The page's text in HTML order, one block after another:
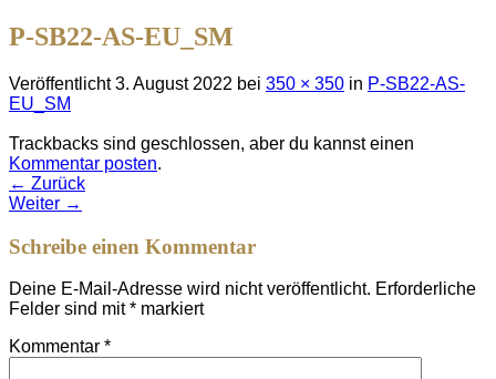
P-SB22-AS-EU_SM
Veröffentlicht3. August 2022 bei 350 × 350 in P-SB22-AS-
EU_SM
Trackbacks sind geschlossen, aber du kannst einen
Kommentar posten.
← Zurück
Weiter →
Schreibe einen Kommentar
Deine E-Mail-Adresse wird nicht veröffentlicht. Erforderliche
Felder sind mit* markiert
Kommentar *